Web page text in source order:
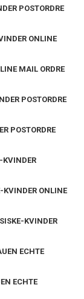
POSTORDRE
ONLINE
MAIL ORDRE
POSTORDRE
POSTORDRE
KVINDER
ONLINE
KVINDER
ECHTE
ECHTE